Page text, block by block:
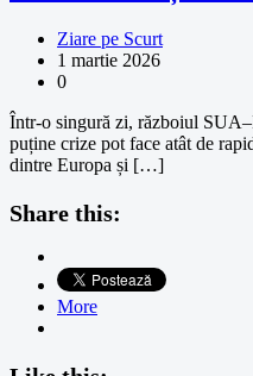
Ziare pe Scurt
1 martie 2026
0
Într-o singură zi, războiul
puține crize pot face atât de
dintre Europa și […]
Share this:
More